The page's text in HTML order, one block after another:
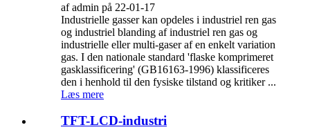
af admin på 22-01-17
Industrielle gasser kan opdeles i industriel ren gas
og industriel blanding af industriel ren gas og
industrielle eller multi-gaser af en enkelt variation
gas. I den nationale standard 'flaske komprimeret
gasklassificering' (GB16163-1996) klassificeres
den i henhold til den fysiske tilstand og kritiker ...
Læs mere
TFT-LCD-industri